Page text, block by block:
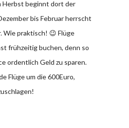
Herbst beginnt dort der
bis Februar herrscht
Wie praktisch! 😉 Flüge
frühzeitig buchen, denn so
ordentlich Geld zu sparen.
Flüge um die 600Euro,